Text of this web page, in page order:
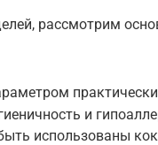
рассмотрим
и
использованы